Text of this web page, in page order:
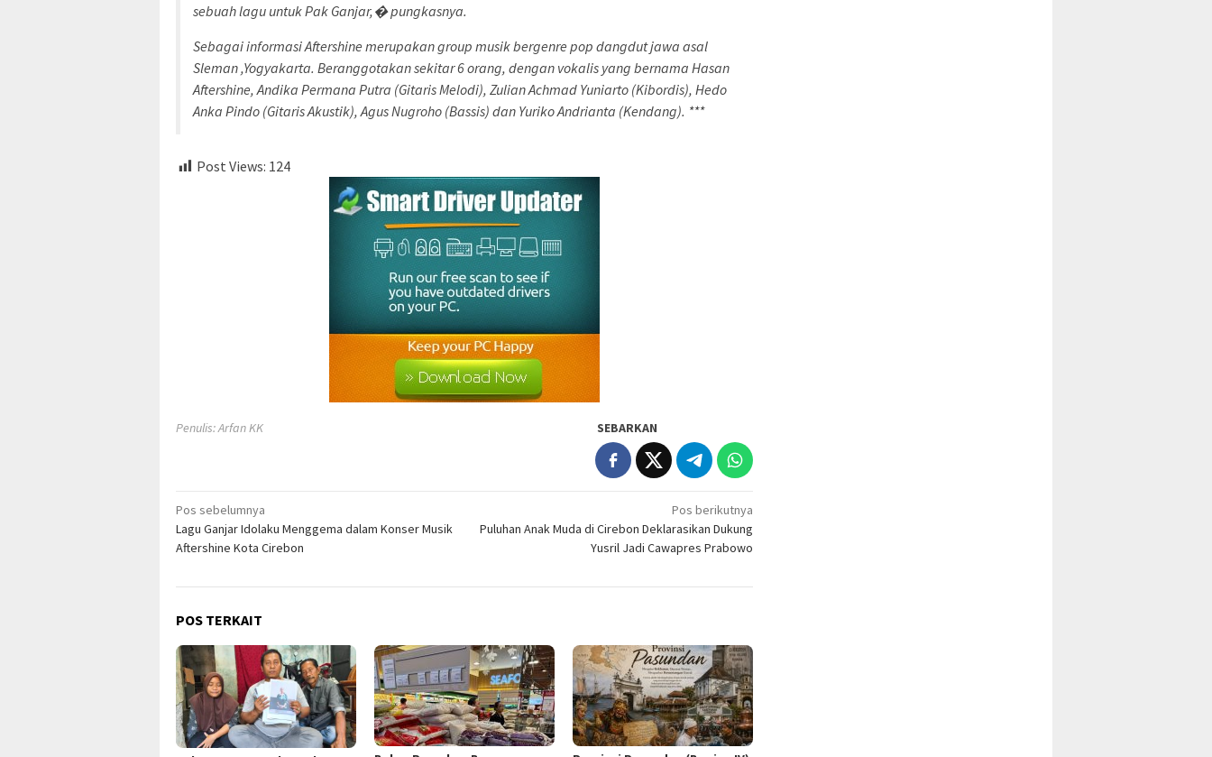
sebuah lagu untuk Pak Ganjar,� pungkasnya.
Sebagai informasi Aftershine merupakan group musik bergenre pop dangdut jawa asal
Sleman ,Yogyakarta. Beranggotakan sekitar 6 orang, dengan vokalis yang bernama Hasan
Aftershine, Andika Permana Putra (Gitaris Melodi), Zulian Achmad Yuniarto (Kibordis), Hedo
Anka Pindo (Gitaris Akustik), Agus Nugroho (Bassis) dan Yuriko Andrianta (Kendang). ***
Post Views: 124
Penulis: Arfan KK SEBARKAN
Navigasi
pos
Pos sebelumnya
Lagu Ganjar Idolaku Menggema dalam Konser Musik
Aftershine Kota Cirebon
Pos berikutnya
Puluhan Anak Muda di Cirebon Deklarasikan Dukung
Yusril Jadi Cawapres Prabowo
POS TERKAIT